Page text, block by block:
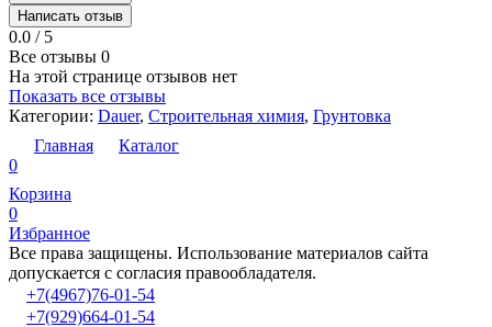
Написать отзыв
0.0 / 5
Все отзывы 0
На этой странице отзывов нет
Показать все отзывы
Категории: Dauer, Строительная химия, Грунтовка
Главная
Каталог
0
Корзина
0
Избранное
Все права защищены. Использование материалов сайта
допускается с согласия правообладателя.
+7(4967)76-01-54
+7(929)664-01-54